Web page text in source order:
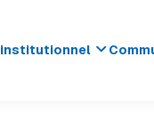
institutionnel